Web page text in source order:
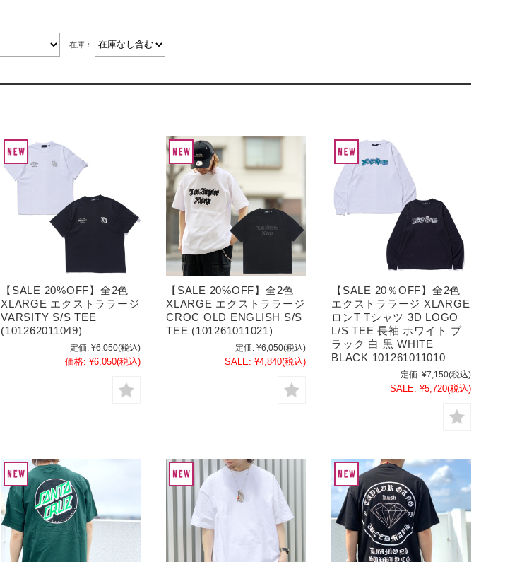
在庫：
【SALE 20%OFF】全2色
XLARGE エクストララージ
VARSITY S/S TEE
(101262011049)
定価: ¥6,050(税込)
価格: ¥6,050(税込)
【SALE 20%OFF】全2色
XLARGE エクストララージ
CROC OLD ENGLISH S/S
TEE (101261011021)
定価: ¥6,050(税込)
SALE: ¥4,840(税込)
【SALE 20％OFF】全2色
エクストララージ XLARGE
ロンT Tシャツ 3D LOGO
L/S TEE 長袖 ホワイト ブ
ラック 白 黒 WHITE
BLACK 101261011010
定価: ¥7,150(税込)
SALE: ¥5,720(税込)